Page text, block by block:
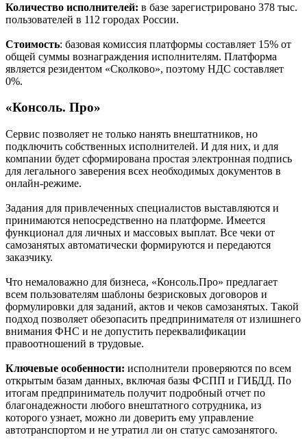
Количество исполнителей: в базе зарегистрировано 378 тыс.
пользователей в 112 городах России.
Стоимость: базовая комиссия платформы составляет 15% от
общей суммы вознаграждения исполнителям. Платформа
является резидентом «Сколково», поэтому НДС составляет
0%.
«Консоль. Про»
Сервис позволяет не только нанять внештатников, но
подключить собственных исполнителей. И для них, и для
компании будет сформирована простая электронная подпись
для легального заверения всех необходимых документов в
онлайн-режиме.
Задания для привлеченных специалистов выставляются и
принимаются непосредственно на платформе. Имеется
функционал для личных и массовых выплат. Все чеки от
самозанятых автоматически формируются и передаются
заказчику.
Что немаловажно для бизнеса, «Консоль.Про» предлагает
всем пользователям шаблоны безрисковых договоров и
формулировки для заданий, актов и чеков самозанятых. Такой
подход позволяет обезопасить предпринимателя от излишнего
внимания ФНС и не допустить переквалификации
правоотношений в трудовые.
Ключевые особенности: исполнители проверяются по всем
открытым базам данных, включая базы ФСПП и ГИБДД. По
итогам предприниматель получит подробный отчет по
благонадежности любого внештатного сотрудника, из
которого узнает, можно ли доверить ему управление
автотранспортом и не утратил ли он статус самозанятого.